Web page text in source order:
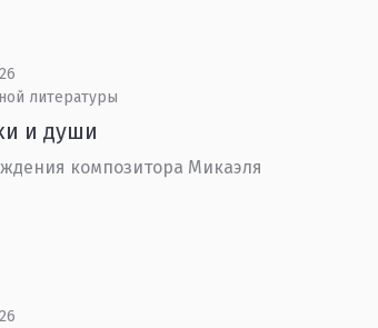
литературы
и души
композитора Микаэля